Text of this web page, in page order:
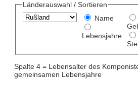
Länderauswahl / Sortieren
Name
Lebensjahre
Spalte 4 = Lebensalter des
gemeinsamen Lebensjahre